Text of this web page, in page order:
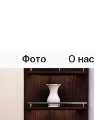
Фото О нас